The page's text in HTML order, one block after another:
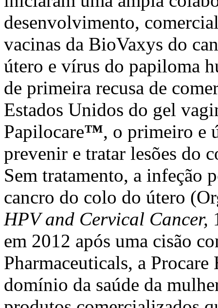
desenvolvimento,
vacinas da BioVaxys do
útero e vírus do papiloma
de primeira recusa de
Estados Unidos do gel
Papilocare™, o primeiro e
prevenir e tratar lesões do
Sem tratamento, a infeção
cancro do colo do útero
HPV and Cervical Cancer,
em 2012 após uma cisão
Pharmaceuticals, a
domínio da saúde da